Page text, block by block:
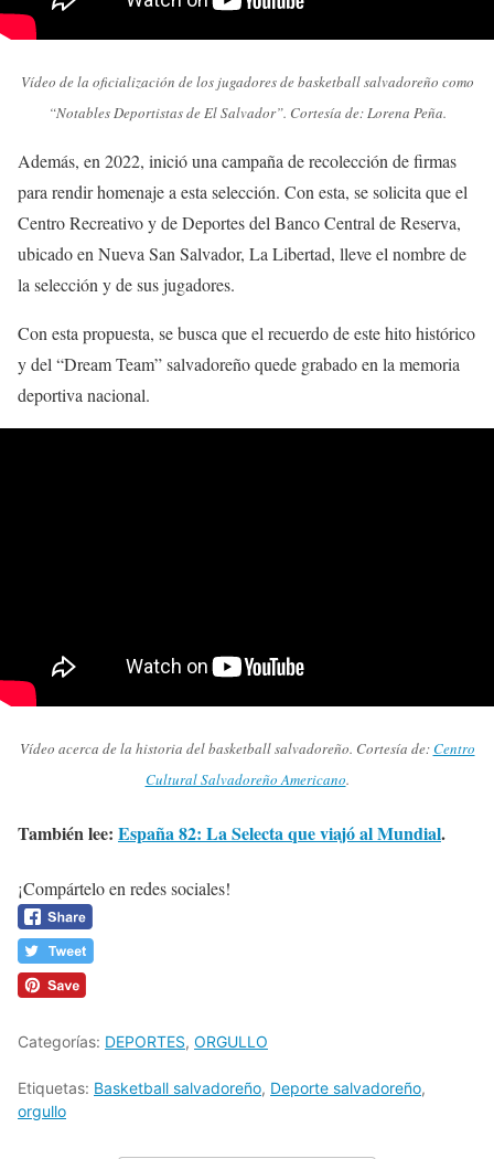
Vídeo de la oficialización de los jugadores de basketball salvadoreño como
“Notables Deportistas de El Salvador”. Cortesía de: Lorena Peña.
Además, en 2022, inició una campaña de recolección de firmas
para rendir homenaje a esta selección. Con esta, se solicita que el
Centro Recreativo y de Deportes del Banco Central de Reserva,
ubicado en Nueva San Salvador, La Libertad, lleve el nombre de
la selección y de sus jugadores.
Con esta propuesta, se busca que el recuerdo de este hito histórico
y del “Dream Team” salvadoreño quede grabado en la memoria
deportiva nacional.
Vídeo acerca de la historia del basketball salvadoreño. Cortesía de:Centro
Cultural Salvadoreño Americano.
También lee: España 82: La Selecta que viajó al Mundial.
¡Compártelo en redes sociales!
Categorías: DEPORTES, ORGULLO
Etiquetas: Basketball salvadoreño, Deporte salvadoreño,
orgullo